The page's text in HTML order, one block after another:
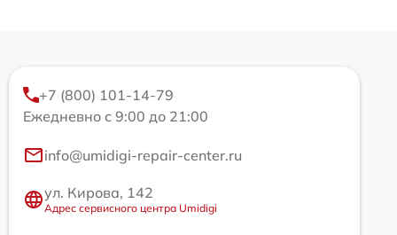
+7 (800) 101-14-79
Ежедневно с 9:00 до 21:00
info@umidigi-repair-center.ru
ул. Кирова, 142
Адрес сервисного центра Umidigi